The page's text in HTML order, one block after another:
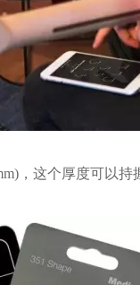
，这个厚度可以持